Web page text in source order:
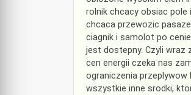
rolnik chcacy obsiac pole
chcaca przewozic
ciagnik i samolot po
jest dostepny. Czyli wraz
cen energii czeka nas
ograniczenia przeplywow
wszystkie inne srodki,